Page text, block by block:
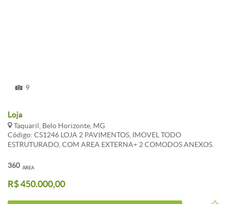
9
Loja
Taquaril, Belo Horizonte, MG
Código: CS1246 LOJA 2 PAVIMENTOS, IMOVEL TODO
ESTRUTURADO, COM AREA EXTERNA+ 2 COMODOS ANEXOS.
1°PAVIMENTO: NO NIVEL DA RUA , AREA CONSTRUIDA DE
210M² DE AREA LIVRE. CARACTERISTICAS:
ÁREA
360
R$ 450.000,00